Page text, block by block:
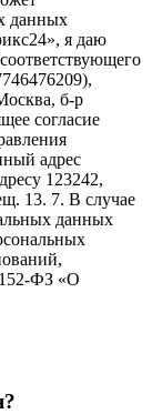
данных
я даю
б-р
согласие
адрес
123242,
13. 7. В случае
данных
ФЗ «О